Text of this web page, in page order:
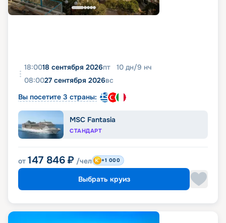
18:0018 сентября 2026пт 10 дн/9 нч
08:0027 сентября 2026вс
Вы посетите 3 страны:
MSC Fantasia
СТАНДАРТ
от 147 846 ₽ /чел +1 000
Выбрать круиз